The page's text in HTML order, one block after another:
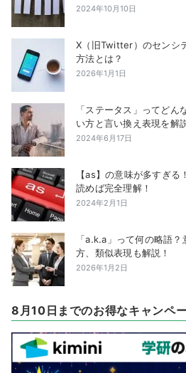
2024年10月10日
X（旧Twitter）のセンシ
方法とは？
2026年1月1日
「ステータス」ってど
い方と言い換え表現を解
2024年6月17日
【as】の意味が多すぎる
読めば完全理解！
2024年2月1日
「a.k.a」って何の略語
方、類似表現も解説！
2026年1月2日
8月10日までのお得なキャンペ